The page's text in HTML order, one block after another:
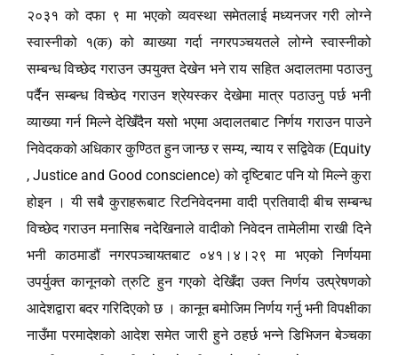
२०३१ को दफा ९ मा भएको व्यवस्था समेतलाई मध्यनजर गरी लोग्ने
स्वास्नीको १(क) को व्याख्या गर्दा नगरपञ्चयतले लोग्ने स्वास्नीको
सम्बन्ध विच्छेद गराउन उपयुक्त देखेन भने राय सहित अदालतमा पठाउनु
पर्दैन सम्बन्ध विच्छेद गराउन श्रेयस्कर देखेमा मात्र पठाउनु पर्छ भनी
व्याख्या गर्न मिल्ने देखिँदैन यसो भएमा अदालतबाट निर्णय गराउन पाउने
निवेदकको अधिकार कुण्ठित हुन जान्छ र सम्य,न्याय र सद्विवेक (Equity
, Justice and Good conscience) को दृष्टिबाट पनि यो मिल्ने कुरा
होइन । यी सबै कुराहरूबाट रिटनिवेदनमा वादी प्रतिवादी बीच सम्बन्ध
विच्छेद गराउन मनासिब नदेखिनाले वादीको निवेदन तामेलीमा राखी दिने
भनी काठमाडौं नगरपञ्चायतबाट ०४१।४।२९ मा भएको निर्णयमा
उपर्युक्त कानूनको त्रुटि हुन गएको देखिँदा उक्त निर्णय उत्प्रेषणको
आदेशद्वारा बदर गरिदिएको छ । कानून बमोजिम निर्णय गर्नु भनी विपक्षीका
नाउँमा परमादेशको आदेश समेत जारी हुने ठहर्छ भन्ने डिभिजन बेञ्चका